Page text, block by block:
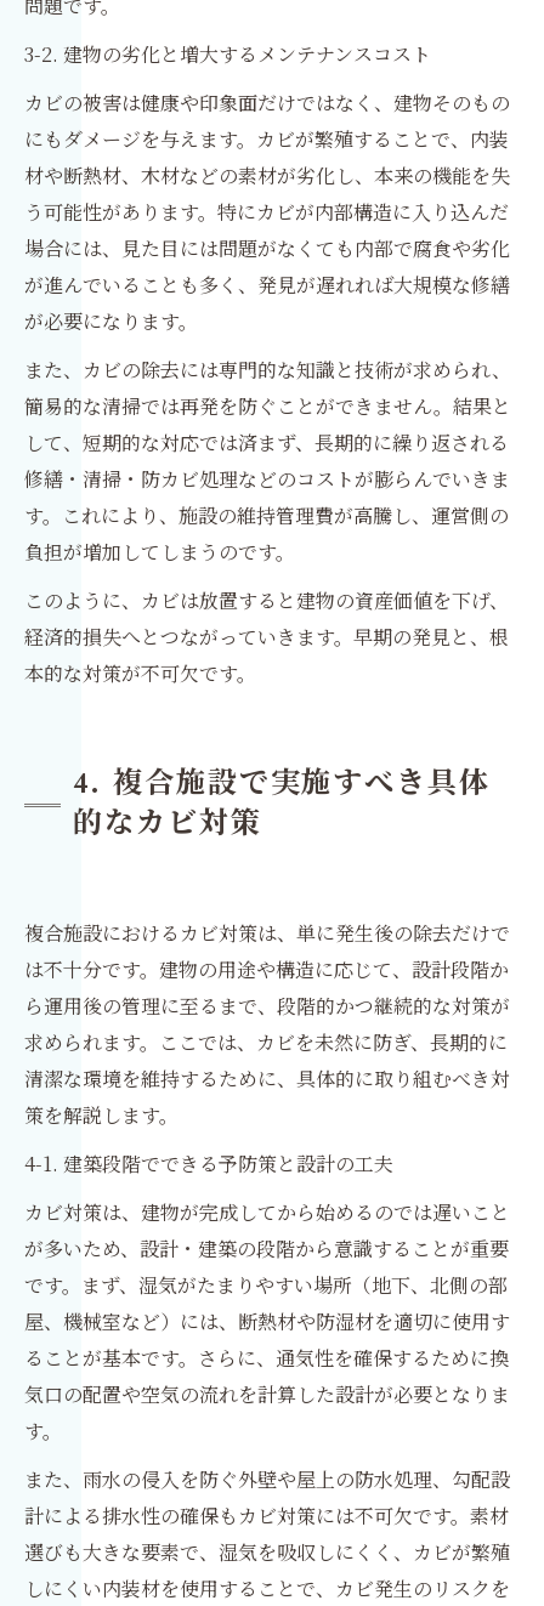
3-2. 建物の劣化と増大するメンテナンスコスト
カビの被害は健康や印象面だけではなく、建物そのもの
にもダメージを与えます。カビが繁殖することで、内装
材や断熱材、木材などの素材が劣化し、本来の機能を失
う可能性があります。特にカビが内部構造に入り込んだ
場合には、見た目には問題がなくても内部で腐食や劣化
が進んでいることも多く、発見が遅れれば大規模な修繕
が必要になります。
また、カビの除去には専門的な知識と技術が求められ、
簡易的な清掃では再発を防ぐことができません。結果と
して、短期的な対応では済まず、長期的に繰り返される
修繕・清掃・防カビ処理などのコストが膨らんでいきま
す。これにより、施設の維持管理費が高騰し、運営側の
負担が増加してしまうのです。
このように、カビは放置すると建物の資産価値を下げ、
経済的損失へとつながっていきます。早期の発見と、根
本的な対策が不可欠です。
4. 複合施設で実施すべき具体
的なカビ対策
複合施設におけるカビ対策は、単に発生後の除去だけで
は不十分です。建物の用途や構造に応じて、設計段階か
ら運用後の管理に至るまで、段階的かつ継続的な対策が
求められます。ここでは、カビを未然に防ぎ、長期的に
清潔な環境を維持するために、具体的に取り組むべき対
策を解説します。
4-1. 建築段階でできる予防策と設計の工夫
カビ対策は、建物が完成してから始めるのでは遅いこと
が多いため、設計・建築の段階から意識することが重要
です。まず、湿気がたまりやすい場所（地下、北側の部
屋、機械室など）には、断熱材や防湿材を適切に使用す
ることが基本です。さらに、通気性を確保するために換
気口の配置や空気の流れを計算した設計が必要となりま
す。
また、雨水の侵入を防ぐ外壁や屋上の防水処理、勾配設
計による排水性の確保もカビ対策には不可欠です。素材
選びも大きな要素で、湿気を吸収しにくく、カビが繁殖
しにくい内装材を使用することで、カビ発生のリスクを